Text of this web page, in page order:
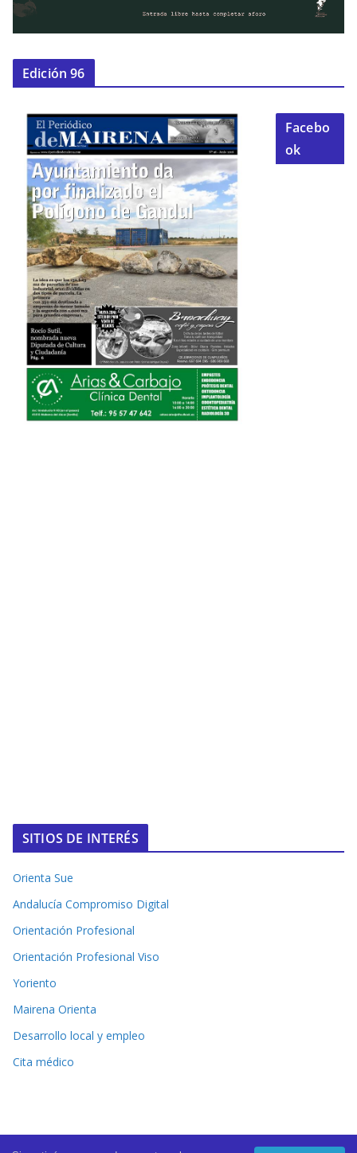
Edición 96
Facebo
ok
SITIOS DE INTERÉS
Orienta Sue
Andalucía Compromiso Digital
Orientación Profesional
Orientación Profesional Viso
Yoriento
Mairena Orienta
Desarrollo local y empleo
Cita médico